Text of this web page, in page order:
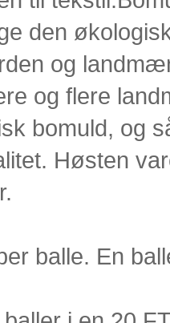
den
og
og flere
bomuld, og
Høsten
balle. En